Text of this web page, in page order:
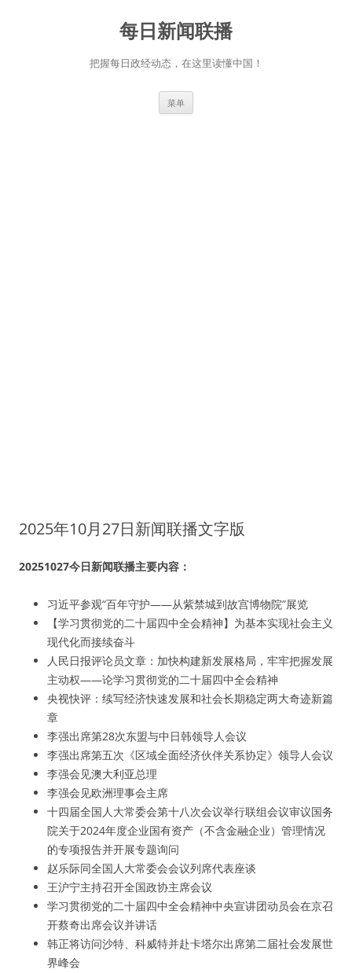
每日新闻联播
把握每日政经动态，在这里读懂中国！
菜单
2025年10月27日新闻联播文字版
20251027今日新闻联播主要内容：
习近平参观“百年守护——从紫禁城到故宫博物院”展览
【学习贯彻党的二十届四中全会精神】为基本实现社会主义
现代化而接续奋斗
人民日报评论员文章：加快构建新发展格局，牢牢把握发展
主动权——论学习贯彻党的二十届四中全会精神
央视快评：续写经济快速发展和社会长期稳定两大奇迹新篇
章
李强出席第28次东盟与中日韩领导人会议
李强出席第五次《区域全面经济伙伴关系协定》领导人会议
李强会见澳大利亚总理
李强会见欧洲理事会主席
十四届全国人大常委会第十八次会议举行联组会议审议国务
院关于2024年度企业国有资产（不含金融企业）管理情况
的专项报告并开展专题询问
赵乐际同全国人大常委会会议列席代表座谈
王沪宁主持召开全国政协主席会议
学习贯彻党的二十届四中全会精神中央宣讲团动员会在京召
开蔡奇出席会议并讲话
韩正将访问沙特、科威特并赴卡塔尔出席第二届社会发展世
界峰会